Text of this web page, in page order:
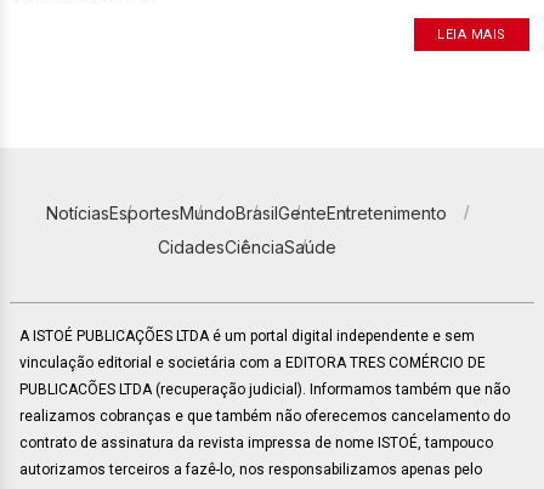
LEIA MAIS
NotíciasEsportesMundoBrasilGenteEntretenimento
CidadesCiênciaSaúde
A ISTOÉ PUBLICAÇÕES LTDA é um portal digital independente e sem
vinculação editorial e societária com a EDITORA TRES COMÉRCIO DE
PUBLICACÕES LTDA (recuperação judicial). Informamos também que não
realizamos cobranças e que também não oferecemos cancelamento do
contrato de assinatura da revista impressa de nome ISTOÉ, tampouco
autorizamos terceiros a fazê-lo, nos responsabilizamos apenas pelo